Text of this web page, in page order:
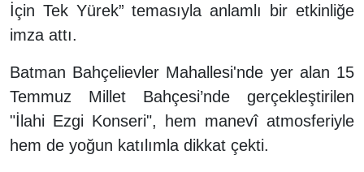
İçin Tek Yürek” temasıyla anlamlı bir etkinliğe
imza attı.
Batman Bahçelievler Mahallesi'nde yer alan 15
Temmuz Millet Bahçesi’nde gerçekleştirilen
"İlahi Ezgi Konseri", hem manevî atmosferiyle
hem de yoğun katılımla dikkat çekti.